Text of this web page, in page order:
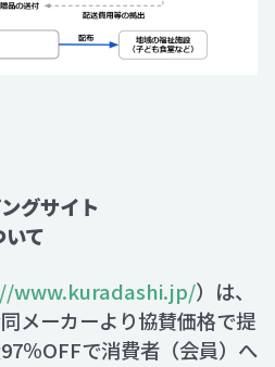
グサイト
て
www.kuradashi.jp/）は、
メーカーより協賛価格で提
％OFFで消費者（会員）へ